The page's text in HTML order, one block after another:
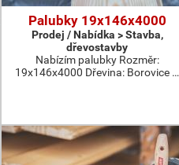
Palubky 19x146x4000
Prodej / Nabídka > Stavba,
dřevostavby
Nabízím palubky Rozměr:
19x146x4000 Dřevina: Borovice …